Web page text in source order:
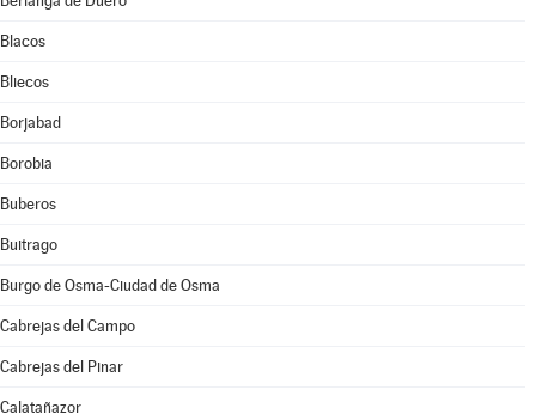
Blacos
Bliecos
Borjabad
Borobia
Buberos
Buitrago
Burgo de Osma-Ciudad de Osma
Cabrejas del Campo
Cabrejas del Pinar
Calatañazor